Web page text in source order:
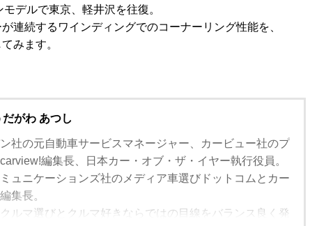
デルで東京、軽井沢を往復。
連続するワインディングでのコーナーリング性能を、
みます。
がわ あつし
ン社の元自動車サービスマネージャー、カービュー社のプ
編集長、日本カー・オブ・ザ・イヤー執行役員。
ュニケーションズ社のメディア車選びドットコムとカー
集長。
ルマ選びとクルマ好きならではの目線をバランス良く発